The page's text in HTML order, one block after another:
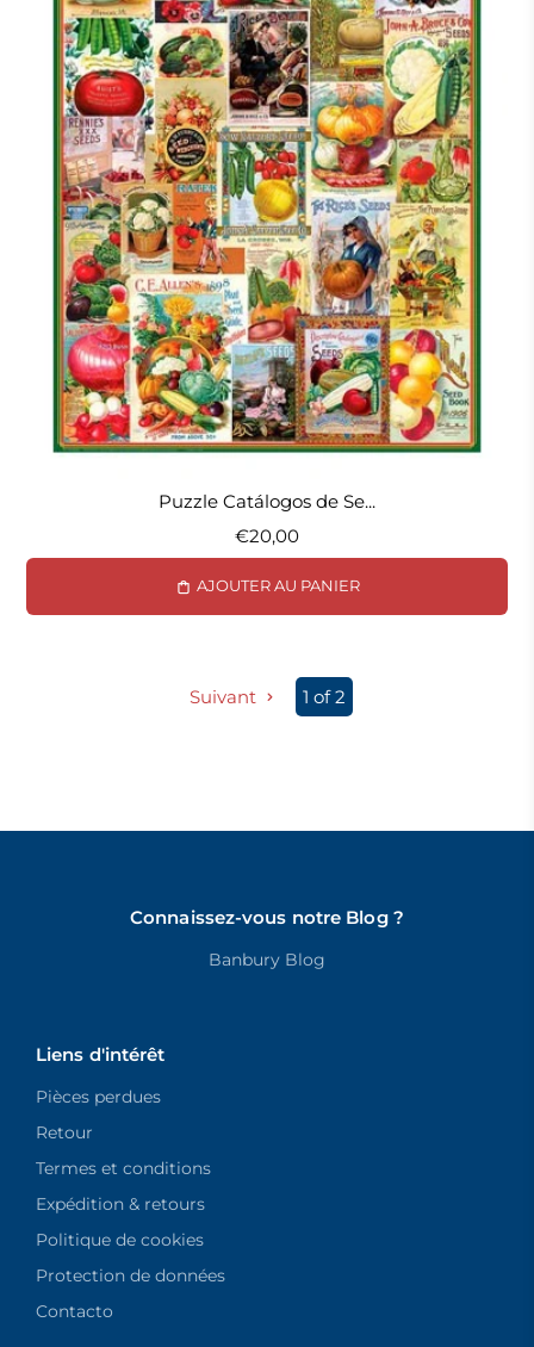
Puzzle Catálogos de Se...
€20,00
AJOUTER AU PANIER
Suivant 1 of 2
Connaissez-vous notre Blog ?
Banbury Blog
Liens d'intérêt
Pièces perdues
Retour
Termes et conditions
Expédition & retours
Politique de cookies
Protection de données
Contacto